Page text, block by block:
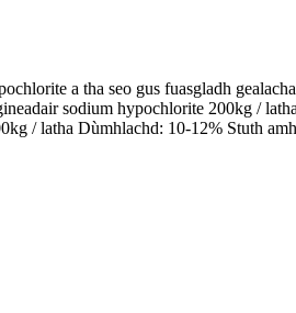
a tha seo gus fuasgladh
sodium hypochlorite 200kg /
/ latha Dùmhlachd: 10-12% Stuth